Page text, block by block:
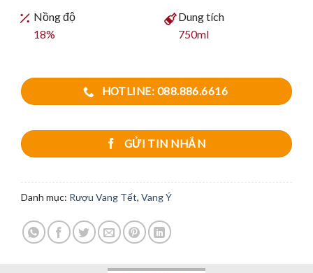
Nồng độ
18%
Dung tích
750ml
HOTLINE: 088.886.6616
GỬI TIN NHẮN
Danh mục: Rượu Vang Tết, Vang Ý